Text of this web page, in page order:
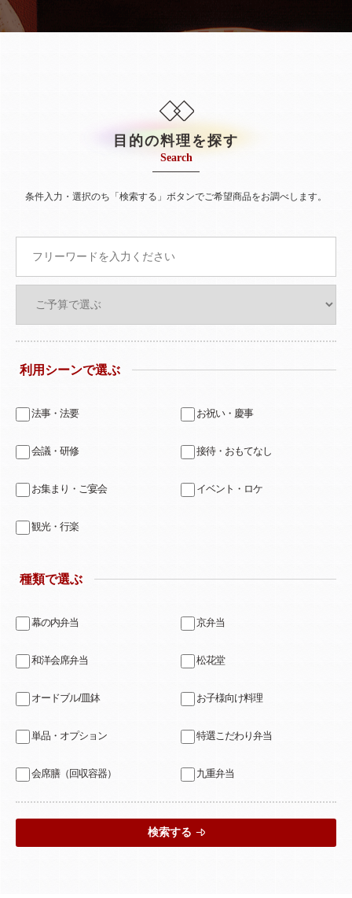
目的の料理を探す
Search
条件入力・選択のち「検索する」ボタンでご希望商品をお調べします。
利用シーンで選ぶ
法事・法要 お祝い・慶事
会議・研修 接待・おもてなし
お集まり・ご宴会 イベント・ロケ
観光・行楽
種類で選ぶ
幕の内弁当 京弁当
和洋会席弁当 松花堂
オードブル/皿鉢 お子様向け料理
単品・オプション 特選こだわり弁当
会席膳（回収容器） 九重弁当
検索する